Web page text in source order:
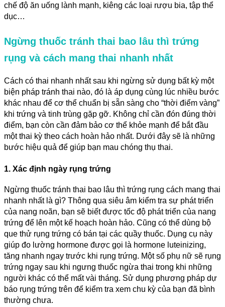
chế độ ăn uống lành mạnh, kiêng các loại rượu bia, tập thể
dục…
Ngừng thuốc tránh thai bao lâu thì trứng
rụng và cách mang thai nhanh nhất
Cách có thai nhanh nhất sau khi ngừng sử dụng bất kỳ một
biện pháp tránh thai nào, đó là áp dụng cùng lúc nhiều bước
khác nhau để cơ thể chuẩn bị sẵn sàng cho “thời điểm vàng”
khi trứng và tinh trùng gặp gỡ. Không chỉ cần đón đúng thời
điểm, bạn còn cần đảm bảo cơ thể khỏe mạnh để bắt đầu
một thai kỳ theo cách hoàn hảo nhất. Dưới đây sẽ là những
bước hiệu quả để giúp bạn mau chóng thụ thai.
1. Xác định ngày rụng trứng
Ngừng thuốc tránh thai bao lâu thì trứng rụng cách mang thai
nhanh nhất là gì? Thông qua siêu âm kiểm tra sự phát triển
của nang noãn, bạn sẽ biết được tốc độ phát triển của nang
trứng để lên một kế hoạch hoàn hảo. Cũng có thể dùng bộ
que thử rụng trứng có bán tại các quầy thuốc. Dụng cụ này
giúp đo lường hormone được gọi là hormone luteinizing,
tăng nhanh ngay trước khi rụng trứng. Một số phụ nữ sẽ rụng
trứng ngay sau khi ngưng thuốc ngừa thai trong khi những
người khác có thể mất vài tháng. Sử dụng phương pháp dự
báo rụng trứng trên để kiểm tra xem chu kỳ của bạn đã bình
thường chưa.